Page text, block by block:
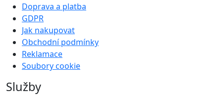
Doprava a platba
GDPR
Jak nakupovat
Obchodní podmínky
Reklamace
Soubory cookie
Služby